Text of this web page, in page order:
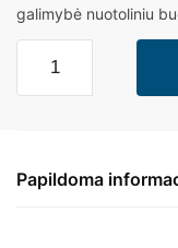
galimybė nuotoliniu
Papildoma